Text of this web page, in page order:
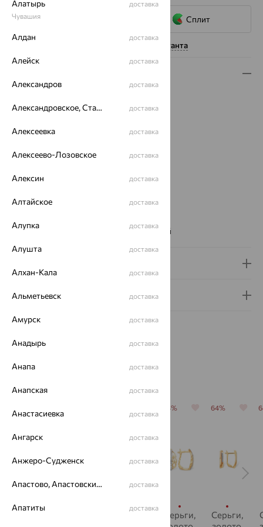
Сплит
Нужна помощь консультанта
Вес:3.77
Цвет металла:
Проба:
Вставка:
Цвет вставки:
Наименование цвета вставки:
Бесцветный
Гарантия и возврат
Серьги,
64%
Серьги,
64%
Серьги,
Алатырь
Чувашия
доставка
Алдан доставка
Алейск доставка
Александров доставка
Александровское, Ставропольский край доставка
Алексеевка доставка
Алексеево-Лозовское доставка
Алексин доставка
Алтайское доставка
Алупка доставка
Алушта доставка
Алхан-Кала доставка
Альметьевск доставка
Амурск доставка
Анадырь доставка
Анапа доставка
Анапская доставка
Анастасиевка доставка
Ангарск доставка
Анжеро-Судженск доставка
Апастово, Апастовский район доставка
Апатиты доставка